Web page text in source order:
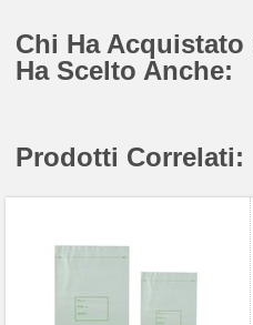
Chi Ha
Ha Scelto Anche:
Prodotti Correlati: